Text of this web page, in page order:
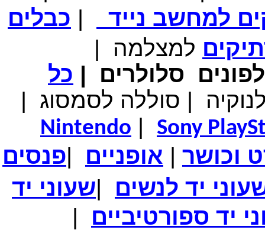
₪599.00
משלוח חינם
טאבלט בגודל 7אינץ' Android 4
₪1,290.00 מחיר שוק
₪599.00 המחיר שלך
משלוח חינם
₪1,390.00 מחיר שוק
₪724.00 המחיר שלך
GPS- לרכב בגודל 4.3 אינץ'
למחשב נייד
| כבלים
למצלמה
|
סלולרים | כל
| סוללה לסמסוג |
Sony
|
Nintendo
וכושר | אופניים |פנסים
יד לנשים
|שעוני יד
יד ספורטיביים
|